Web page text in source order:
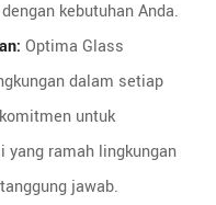
kebutuhan Anda.
Optima Glass
dalam setiap
untuk
yang ramah lingkungan
jawab.